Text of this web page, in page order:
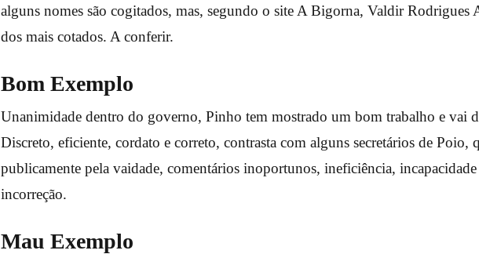
alguns nomes são cogitados, mas, segundo o site A Bigorna, Valdir Rodrigues
dos mais cotados. A conferir.
Bom Exemplo
Unanimidade dentro do governo, Pinho tem mostrado um bom trabalho e vai
Discreto, eficiente, cordato e correto, contrasta com alguns secretários de Poio,
publicamente pela vaidade, comentários inoportunos, ineficiência, incapacidade
incorreção.
Mau Exemplo